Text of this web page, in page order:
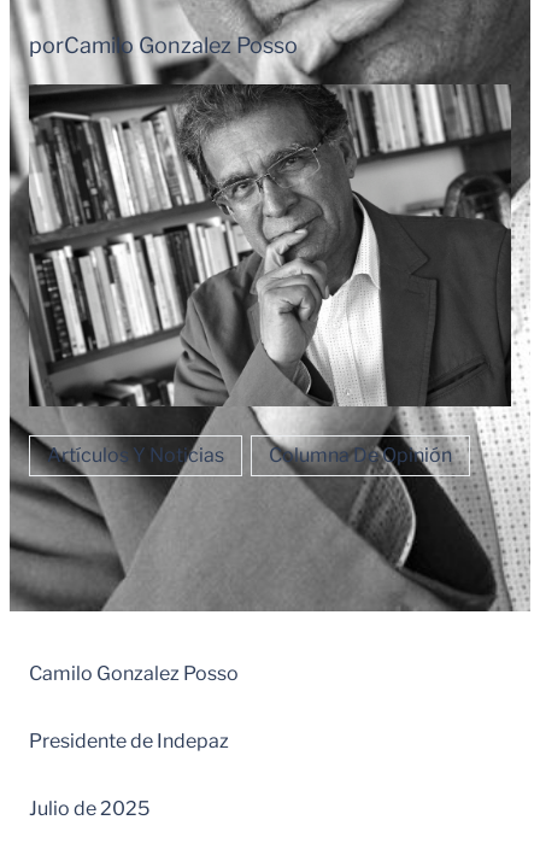
porCamilo Gonzalez Posso
Artículos Y Noticias Columna De Opinión
Camilo Gonzalez Posso
Presidente de Indepaz
Julio de 2025